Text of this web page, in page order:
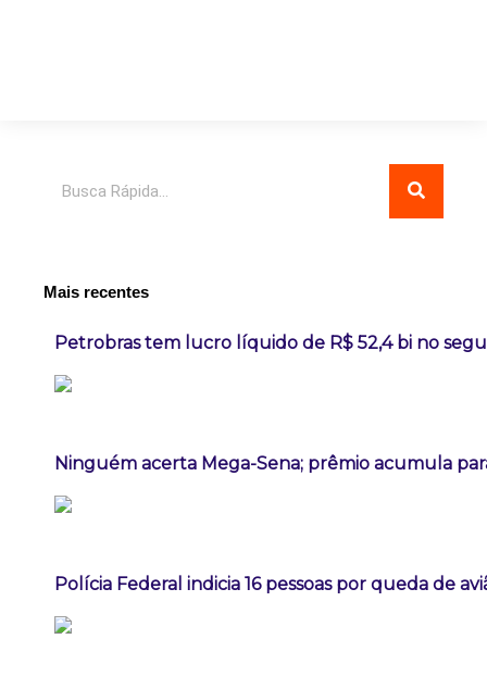
Mais recentes
Petrobras tem lucro líquido de R$ 52,4 bi no
Ninguém acerta Mega-Sena; prêmio acumula
Polícia Federal indicia 16 pessoas por queda de